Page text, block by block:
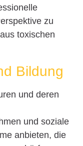
zu
toxischen
Bildung
und deren
und soziale
anbieten, die